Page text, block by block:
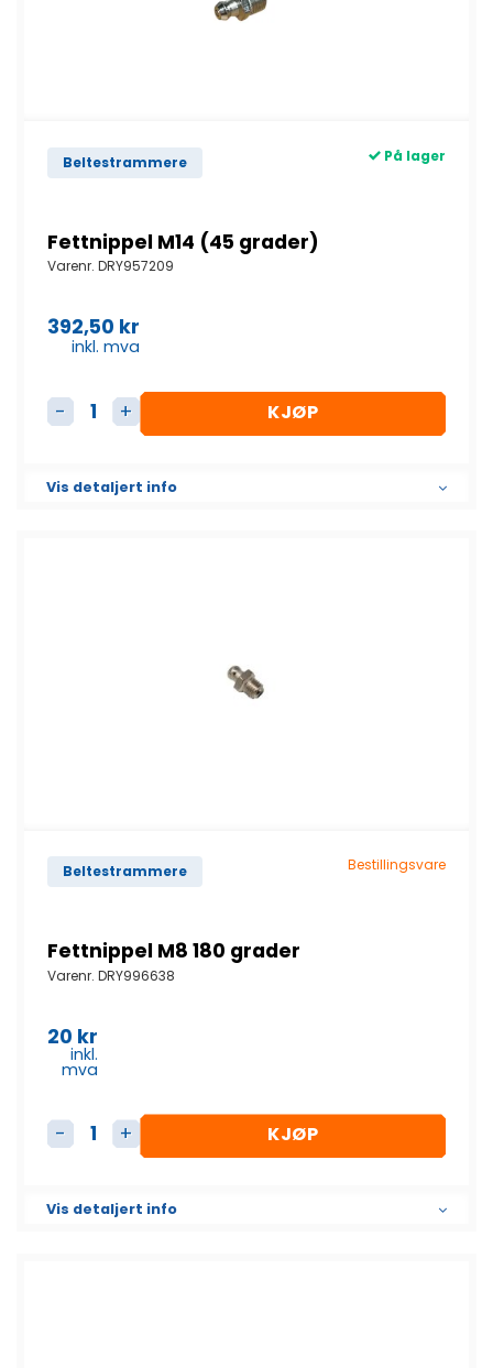
Beltestrammere På lager
Fettnippel M14 (45 grader)
Varenr. DRY957209
392,50 kr
inkl. mva
Fettnippel M14 (45 grader) antall
KJØP
Vis detaljert info
Beltestrammere Bestillingsvare
Fettnippel M8 180 grader
Varenr. DRY996638
20 kr
inkl.
mva
Fettnippel M8 180 grader antall
KJØP
Vis detaljert info